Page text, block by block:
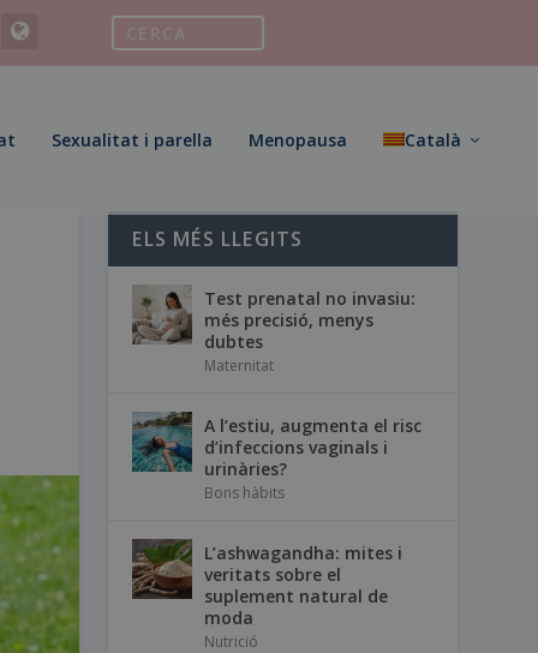
Sexualitat i parella Menopausa Català
ELS MÉS LLEGITS
Test prenatal no invasiu:
més precisió, menys
dubtes
Maternitat
A l’estiu, augmenta el risc
d’infeccions vaginals i
urinàries?
Bons hàbits
L’ashwagandha: mites i
veritats sobre el
suplement natural de
moda
Nutrició